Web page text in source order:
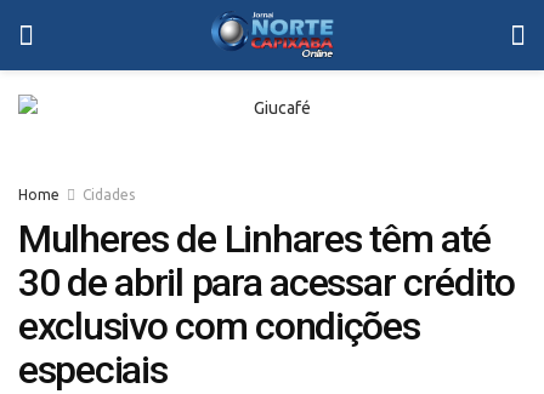
Home Cidades
Mulheres de Linhares têm até
30 de abril para acessar crédito
exclusivo com condições
especiais